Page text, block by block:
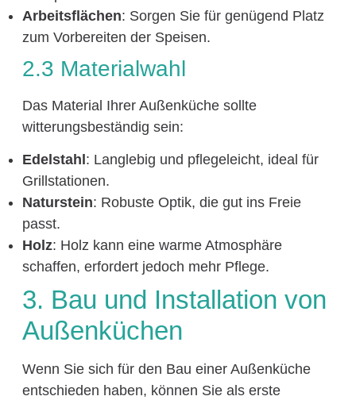
Arbeitsflächen: Sorgen Sie für genügend Platz
zum Vorbereiten der Speisen.
2.3 Materialwahl
Das Material Ihrer Außenküche sollte
witterungsbeständig sein:
Edelstahl : Langlebig und pflegeleicht, ideal für
Grillstationen.
Naturstein: Robuste Optik, die gut ins Freie
passt.
Holz: Holz kann eine warme Atmosphäre
schaffen, erfordert jedoch mehr Pflege.
3. Bau und Installation von
Außenküchen
Wenn Sie sich für den Bau einer Außenküche
entschieden haben, können Sie als erste